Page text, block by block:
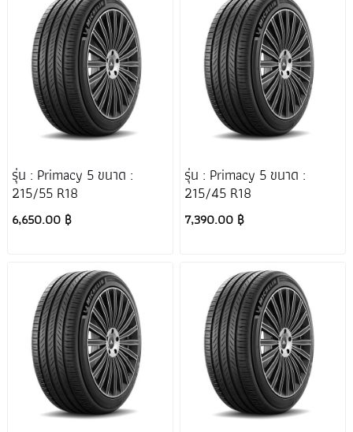
รุ่น : Primacy 5 ขนาด :
215/55 R18
6,650.00 ฿
รุ่น : Primacy 5 ขนาด :
215/45 R18
7,390.00 ฿